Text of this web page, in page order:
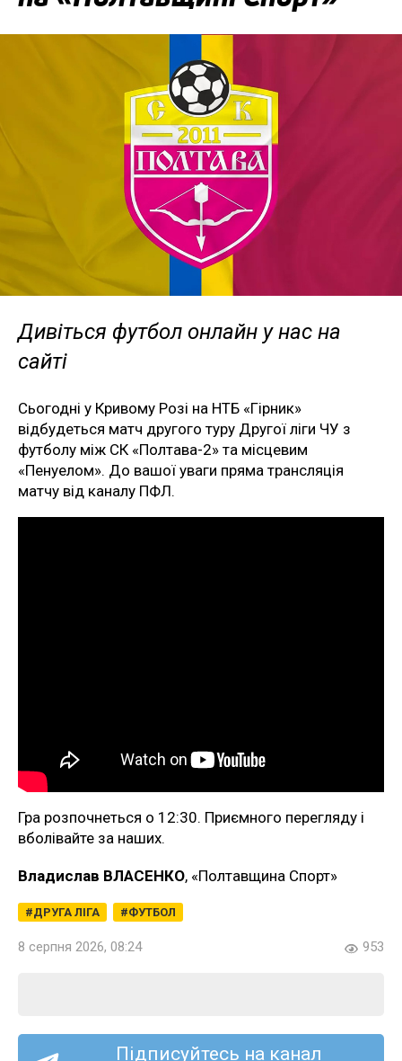
Дивіться футбол онлайн у нас на
сайті
Сьогодні у Кривому Розі на НТБ «Гірник»
відбудеться матч другого туру Другої ліги ЧУ з
футболу між СК «Полтава-2» та місцевим
«Пенуелом». До вашої уваги пряма трансляція
матчу від каналу ПФЛ.
Гра розпочнеться о 12:30. Приємного перегляду і
вболівайте за наших.
Владислав ВЛАСЕНКО, «Полтавщина Спорт»
ДРУГА ЛІГА ФУТБОЛ
8 серпня 2026, 08:24 953
Підписуйтесь на канал